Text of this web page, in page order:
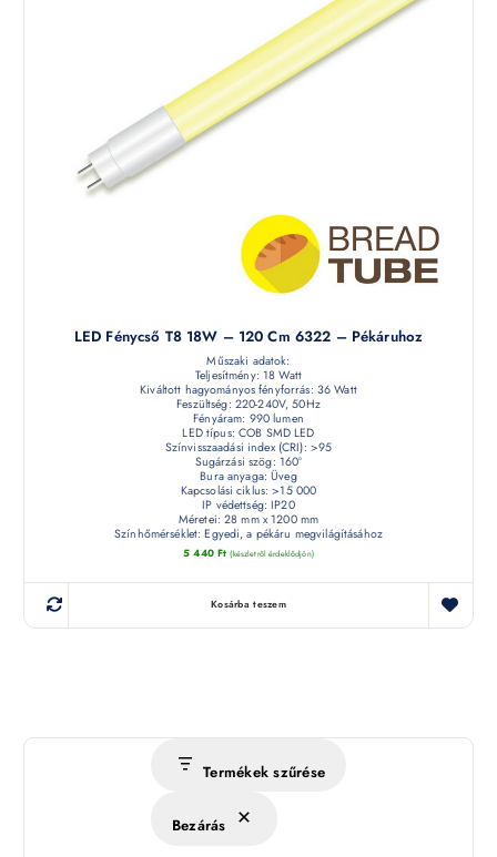
LED Fénycső T8 18W – 120 Cm 6322 – Pékáruhoz
Műszaki adatok:
Teljesítmény: 18 Watt
Kiváltott hagyományos fényforrás: 36 Watt
Feszültség: 220-240V, 50Hz
Fényáram: 990 lumen
LED típus: COB SMD LED
Színvisszaadási index (CRI): >95
Sugárzási szög: 160°
Bura anyaga: Üveg
Kapcsolási ciklus: >15 000
IP védettség: IP20
Méretei: 28 mm x 1200 mm
Színhőmérséklet: Egyedi, a pékáru megvilágításához
5 440 Ft (készletről érdeklődjön)
Kosárba teszem
Termékek szűrése
Bezárás